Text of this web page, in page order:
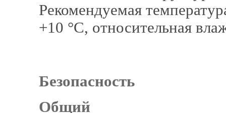
Рекомендуемая
+10 °C, относительная
Безопасность
Общий